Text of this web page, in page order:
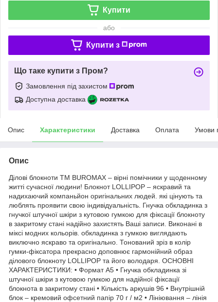
Купити
або
Купити з
Що таке купити з Пром?
Замовлення під захистом
Доступна доставка
Опис Характеристики Доставка Оплата Умови
Опис
Ділові блокноти ТМ BUROMAX – вірні помічники у щоденному
житті сучасної людини! Блокнот LOLLIPOP – яскравий та
надихаючий компаньйон оригінальних людей. які цінують та
люблять проявити свою індивідуальність. Гнучка обкладинка з
гнучкої штучної шкіри з кутовою гумкою для фіксації блокноту
в закритому стані надійно захистять Ваші записи. Виконані в
міксі модних кольорів. обкладинка з гумкою виглядають
виключно яскраво та оригінально. Тонований зріз в колір
гумки-фіксатора прекрасно доповнює гармонійний образ
ділового блокноту LOLLIPOP та його володаря. ОСНОВНІ
ХАРАКТЕРИСТИКИ: • Формат А5 • Гнучка обкладинка зі
штучної шкіри з кутовою гумкою для надійної фіксації
блокнота в закритому стані • Кількість аркушів 96 • Внутрішній
блок – кремовий офсетний папір 70 г / м2 • Лініювання – лінія